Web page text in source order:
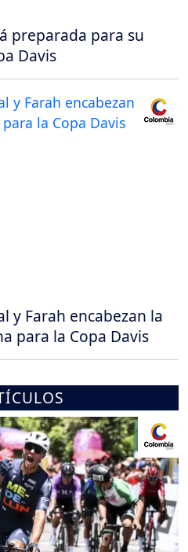
preparada para su
Davis
y Farah encabezan la
para la Copa Davis